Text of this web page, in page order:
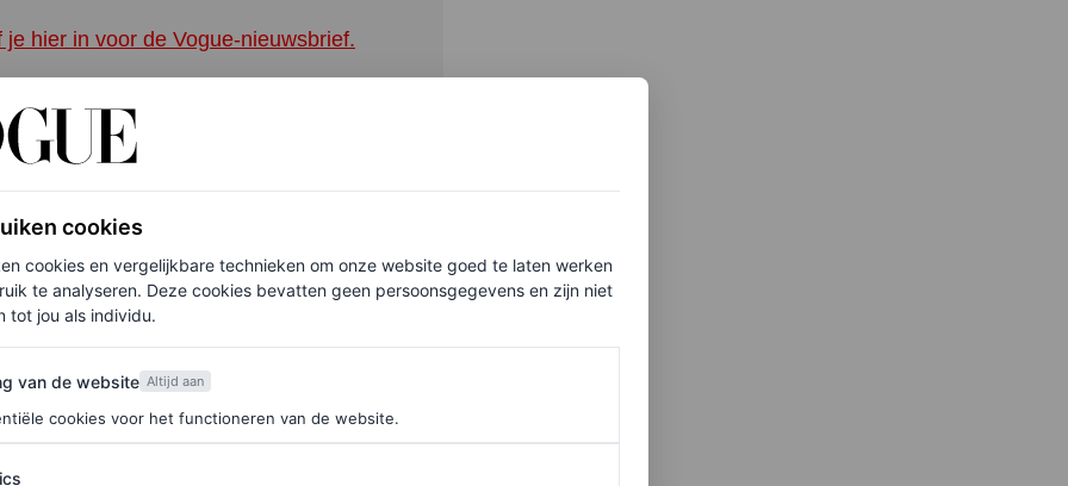
hier in voor de Vogue-nieuwsbrief.
collecties, was niet te zien. Dankzij haar
sfeer uit. De ‘rijbroek’ – hier meer een
cookies
cookies en vergelijkbare technieken om onze website goed te laten werken
te analyseren. Deze cookies bevatten geen persoonsgegevens en zijn niet
tot jou als individu.
de website
van de website Altijd aan
cookies voor het functioneren van de website.